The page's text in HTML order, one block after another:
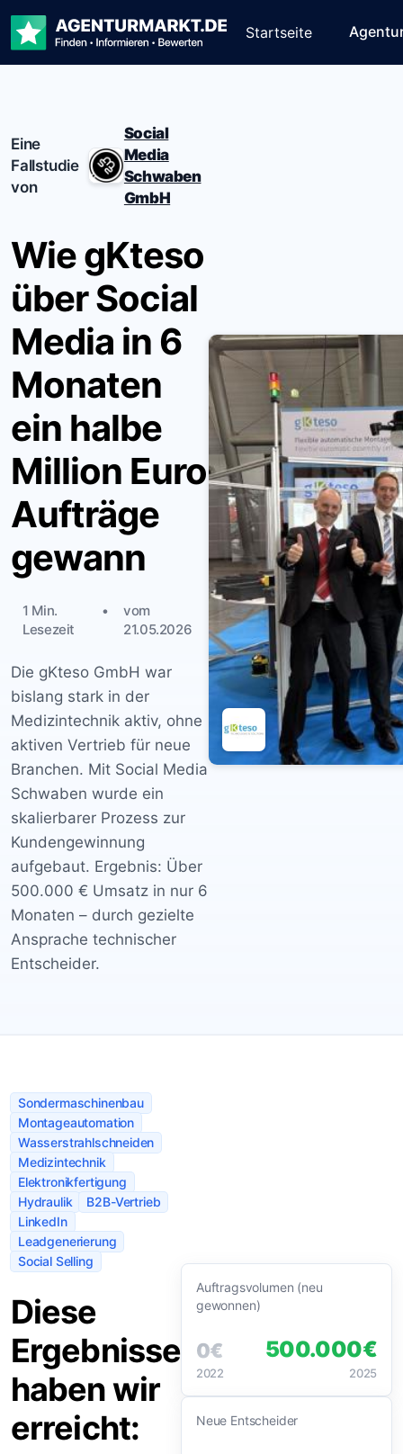
Startseite
Eine
Fallstudie
von
Social
Media
Schwaben
GmbH
Wie gKteso
über Social
Media in 6
Monaten
ein halbe
Million Euro
Aufträge
gewann
1 Min.
Lesezeit
vom
21.05.2026
Die gKteso GmbH war
bislang stark in der
Medizintechnik aktiv, ohne
aktiven Vertrieb für neue
Branchen. Mit Social Media
Schwaben wurde ein
skalierbarer Prozess zur
Kundengewinnung
aufgebaut. Ergebnis: Über
500.000 € Umsatz in nur 6
Monaten – durch gezielte
Ansprache technischer
Entscheider.
Sondermaschinenbau
Montageautomation
Wasserstrahlschneiden
Medizintechnik
Elektronikfertigung
Hydraulik
B2B-Vertrieb
LinkedIn
Leadgenerierung
Social Selling
Diese
Ergebnisse
haben wir
erreicht:
Auftragsvolumen (neu
gewonnen)
0€
2022
500.000€
2025
Neue Entscheider